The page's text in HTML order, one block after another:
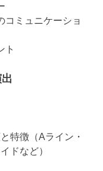
コミュニケーショ
ト
特徴（Aライン・
ドなど）